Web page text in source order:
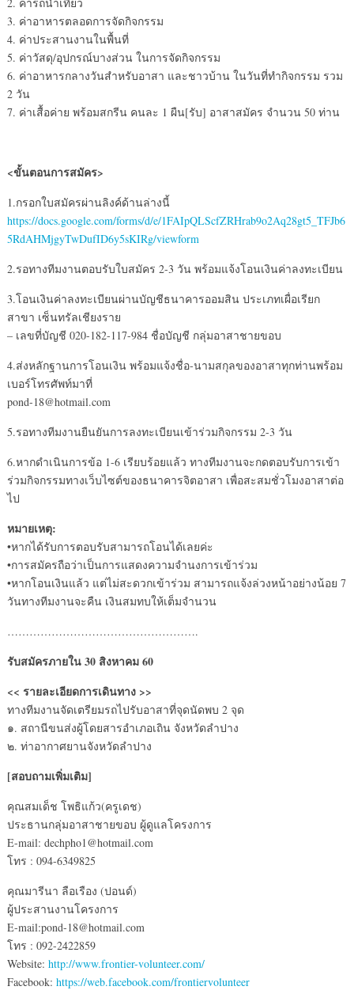
3. ค่าอาหารตลอดการจัดกิจกรรม
4. ค่าประสานงานในพื้นที่
5. ค่าวัสดุ/อุปกรณ์บางส่วน ในการจัดกิจกรรม
6. ค่าอาหารกลางวันสำหรับอาสา และชาวบ้าน ในวันที่ทำกิจกรรม รวม
2 วัน
7. ค่าเสื้อค่าย พร้อมสกรีน คนละ 1 ผืน[รับ] อาสาสมัคร จำนวน 50 ท่าน
<ขั้นตอนการสมัคร>
1.กรอกใบสมัครผ่านลิงค์ด้านล่างนี้
https://docs.google.com/forms/d/e/1FAIpQLScfZRHrab9o2Aq28gt5_TFJb6
5RdAHMjgyTwDufID6y5sKIRg/viewform
2.รอทางทีมงานตอบรับใบสมัคร 2-3 วัน พร้อมแจ้งโอนเงินค่าลงทะเบียน
3.โอนเงินค่าลงทะเบียนผ่านบัญชีธนาคารออมสิน ประเภทเผื่อเรียก
สาขา เซ็นทรัลเชียงราย
– เลขที่บัญชี 020-182-117-984 ชื่อบัญชี กลุ่มอาสาชายขอบ
4.ส่งหลักฐานการโอนเงิน พร้อมแจ้งชื่อ-นามสกุลของอาสาทุกท่านพร้อม
เบอร์โทรศัพท์มาที่
pond-18@hotmail.com
5.รอทางทีมงานยืนยันการลงทะเบียนเข้าร่วมกิจกรรม 2-3 วัน
6.หากดำเนินการข้อ 1-6 เรียบร้อยแล้ว ทางทีมงานจะกดตอบรับการเข้า
ร่วมกิจกรรมทางเว็บไซต์ของธนาคารจิตอาสา เพื่อสะสมชั่วโมงอาสาต่อ
ไป
หมายเหตุ:
•หากได้รับการตอบรับสามารถโอนได้เลยค่ะ
•การสมัครถือว่าเป็นการแสดงความจำนงการเข้าร่วม
•หากโอนเงินแล้ว แต่ไม่สะดวกเข้าร่วม สามารถแจ้งล่วงหน้าอย่างน้อย 7
วันทางทีมงานจะคืน เงินสมทบให้เต็มจำนวน
…………………………………………….
รับสมัครภายใน 30 สิงหาคม 60
<< รายละเอียดการเดินทาง >>
ทางทีมงานจัดเตรียมรถไปรับอาสาที่จุดนัดพบ 2 จุด
๑. สถานีขนส่งผู้โดยสารอำเภอเถิน จังหวัดลำปาง
๒. ท่าอากาศยานจังหวัดลำปาง
[สอบถามเพิ่มเติม]
คุณสมเด็ช โพธิแก้ว(ครูเดช)
ประธานกลุ่มอาสาชายขอบ ผู้ดูแลโครงการ
E-mail: dechpho1@hotmail.com
โทร : 094-6349825
คุณมารีนา ลือเรือง (ปอนด์)
ผู้ประสานงานโครงการ
E-mail:pond-18@hotmail.com
โทร : 092-2422859
Website: http://www.frontier-volunteer.com/
Facebook: https://web.facebook.com/frontiervolunteer